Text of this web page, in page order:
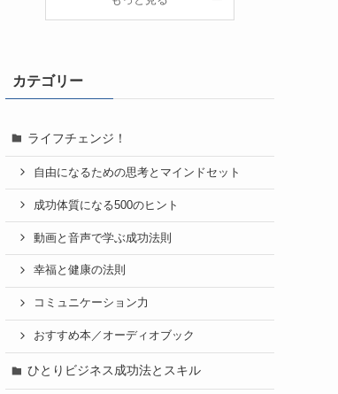
カテゴリー
ライフチェンジ！
自由になるための思考とマインドセット
成功体質になる500のヒント
動画と音声で学ぶ成功法則
幸福と健康の法則
コミュニケーション力
おすすめ本／オーディオブック
ひとりビジネス成功法とスキル